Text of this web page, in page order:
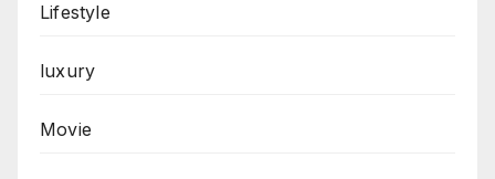
Lifestyle
luxury
Movie